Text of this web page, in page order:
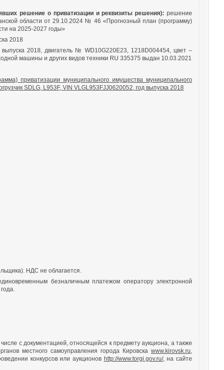
решение о приватизации и реквизиты решения): решение
области от 29.10.2024 № 46 «Прогнозный план (программу)
на 2025-2027 годы»
2018
2018, двигатель № WD10G220E23, 1218D004454, цвет –
машины и других видов техники RU 335375 выдан 10.03.2021
приватизации муниципального имущества муниципального
SDLG, L953F, VIN VLGL953FJJ0620052, год выпуска 2018
НДС не облагается.
безналичным платежом оператору электронной
с документацией, относящейся к предмету аукциона, а также
местного самоуправления города Кировска www.kirovsk.ru,
конкурсов или аукционов http://www.torgi.gov.ru/, на сайте